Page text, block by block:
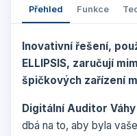
Přehled Funkce
Inovativní řešení,
ELLIPSIS, zaručují
špičkových zařízení
Digitální Auditor Váhy
dbá na to, aby byla